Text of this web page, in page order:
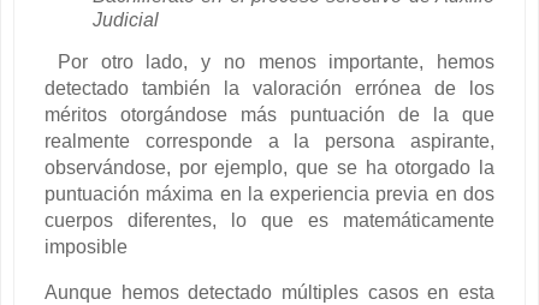
Judicial
Por otro lado, y no menos importante, hemos
detectado también la valoración errónea de los
méritos otorgándose más puntuación de la que
realmente corresponde a la persona aspirante,
observándose, por ejemplo, que se ha otorgado la
puntuación máxima en la experiencia previa en dos
cuerpos diferentes, lo que es matemáticamente
imposible
Aunque hemos detectado múltiples casos en esta